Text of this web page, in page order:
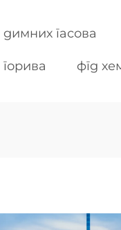
гасова
фгд